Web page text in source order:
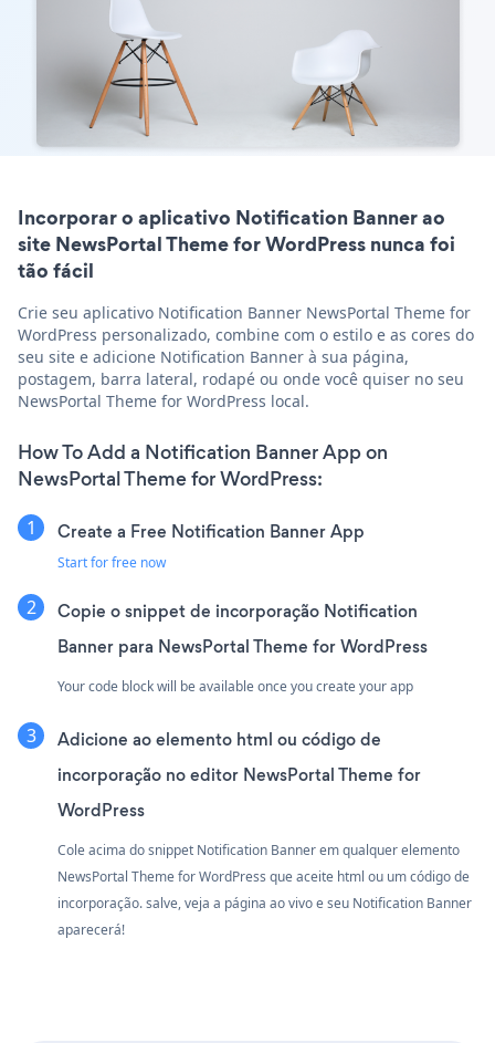
Incorporar o aplicativo Notification Banner ao
site NewsPortal Theme for WordPress nunca foi
tão fácil
Crie seu aplicativo Notification Banner NewsPortal Theme for
WordPress personalizado, combine com o estilo e as cores do
seu site e adicione Notification Banner à sua página,
postagem, barra lateral, rodapé ou onde você quiser no seu
NewsPortal Theme for WordPress local.
How To Add a Notification Banner App on
NewsPortal Theme for WordPress:
Create a Free Notification Banner App
Start for free now
Copie o snippet de incorporação Notification
Banner para NewsPortal Theme for WordPress
Your code block will be available once you create your app
Adicione ao elemento html ou código de
incorporação no editor NewsPortal Theme for
WordPress
Cole acima do snippet Notification Banner em qualquer elemento
NewsPortal Theme for WordPress que aceite html ou um código de
incorporação. salve, veja a página ao vivo e seu Notification Banner
aparecerá!